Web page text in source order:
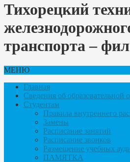
Тихорецкий
транспорта –
МЕНЮ
Главная
Сведения об образовательной
Студентам
Правила внутреннего
Замены
Расписание занятий
Расписание звонков
Размещение учебных
ПАМЯТКА